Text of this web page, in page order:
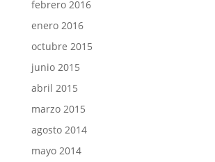
febrero 2016
enero 2016
octubre 2015
junio 2015
abril 2015
marzo 2015
agosto 2014
mayo 2014